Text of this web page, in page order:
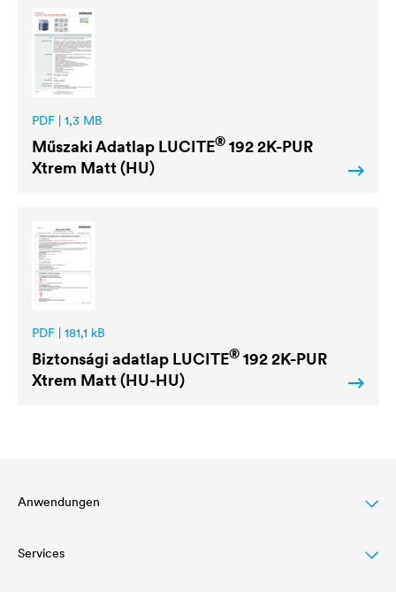
PDF | 1,3 MB
Műszaki Adatlap LUCITE® 192 2K-PUR
Xtrem Matt (HU)
PDF | 181,1 kB
Biztonsági adatlap LUCITE® 192 2K-PUR
Xtrem Matt (HU-HU)
Anwendungen
Dachbeschichtung
Services